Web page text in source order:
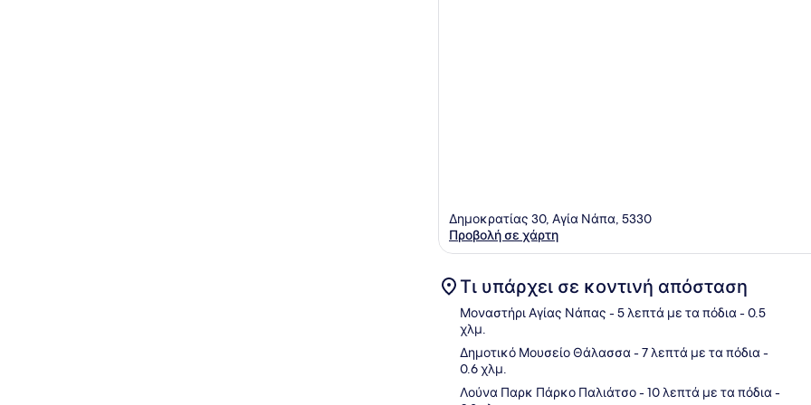
Δημοκρατίας 30, Αγία Νάπα, 5330
Προβολή σε χάρτη
Τι υπάρχει σε κοντινή απόσταση
Μοναστήρι Αγίας Νάπας - 5 λεπτά με τα πόδια - 0.5
χλμ.
Δημοτικό Μουσείο Θάλασσα - 7 λεπτά με τα πόδια -
0.6 χλμ.
Λούνα Παρκ Πάρκο Παλιάτσο- 10 λεπτά με τα πόδια -